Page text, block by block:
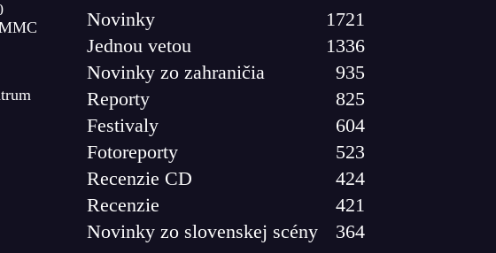
Novinky
1721
Jednou vetou
1336
Novinky zo zahraničia
935
Reporty
825
Festivaly
604
Fotoreporty
523
Recenzie CD
424
Recenzie
421
Novinky zo slovenskej scény
364